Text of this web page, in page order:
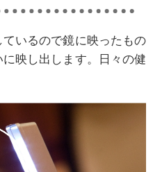
いるので鏡に映ったもの
映し出します。日々の健